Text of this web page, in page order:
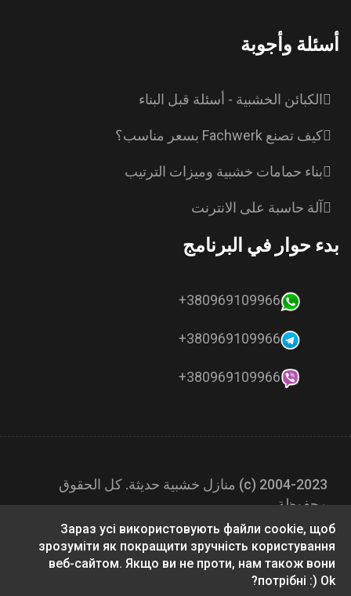
أسئلة وأجوبة
الكبائن الخشبية - أسئلة قبل البناء
كيف تصنع Fachwerk بسعر مناسب؟
بناء حمامات خشبية وميزات الترتيب
آلة حاسبة على الانترنت
بدء حوار في البرنامج
380969109966+
380969109966+
380969109966+
2004-2023 (с) منازل خشبية حديثة. كل الحقوق
محفوظة.
Зараз усі використовують файли cookie, щоб
зрозуміти як покращити зручність користування
веб-сайтом. Якщо ви не проти, нам також вони
потрібні :) Ok?